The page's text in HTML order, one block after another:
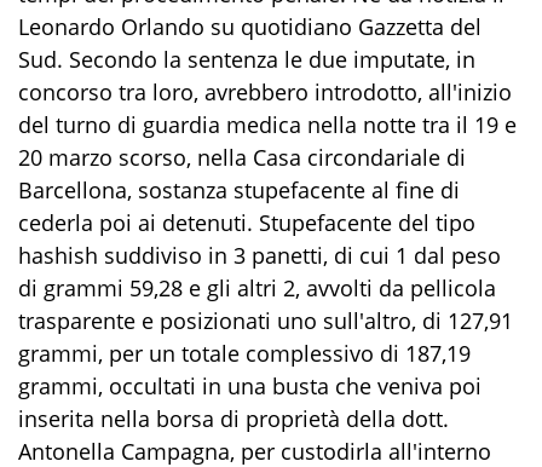
Leonardo Orlando su quotidiano Gazzetta del
Sud. Secondo la sentenza le due imputate, in
concorso tra loro, avrebbero introdotto, all'inizio
del turno di guardia medica nella notte tra il 19 e
20 marzo scorso, nella Casa circondariale di
Barcellona, sostanza stupefacente al fine di
cederla poi ai detenuti. Stupefacente del tipo
hashish suddiviso in 3 panetti, di cui 1 dal peso
di grammi 59,28 e gli altri 2, avvolti da pellicola
trasparente e posizionati uno sull'altro, di 127,91
grammi, per un totale complessivo di 187,19
grammi, occultati in una busta che veniva poi
inserita nella borsa di proprietà della dott.
Antonella Campagna, per custodirla all'interno